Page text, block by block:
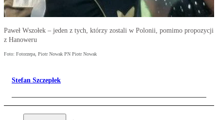
Paweł Wszołek – jeden z tych, którzy zostali w Polonii, pomimo propozycji
z Hanoweru
Foto: Fotorzepa, Piotr Nowak PN Piotr Nowak
Stefan Szczepłek